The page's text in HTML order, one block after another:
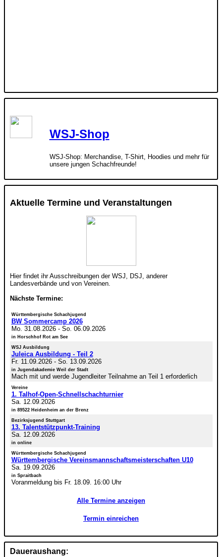
WSJ-Shop
WSJ-Shop: Merchandise, T-Shirt, Hoodies und mehr für
unsere jungen Schachfreunde!
Aktuelle Termine und Veranstaltungen
Hier findet ihr Ausschreibungen der WSJ, DSJ, anderer
Landesverbände und von Vereinen.
Nächste Termine:
Württembergische Schachjugend
BW Sommercamp 2026
Mo. 31.08.2026- So. 06.09.2026
in Horschhof Rot am See
WSJ Ausbildung
Juleica Ausbildung - Teil 2
Fr. 11.09.2026- So. 13.09.2026
in Jugendakademie Weil der Stadt
Mach mit und werde Jugendleiter Teilnahme an Teil 1 erforderlich
Vereine
1. Talhof-Open-Schnellschachturnier
Sa. 12.09.2026
in 89522 Heidenheim an der Brenz
Bezirksjugend Stuttgart
13. Talentstützpunkt-Training
Sa. 12.09.2026
in online
Württembergische Schachjugend
Württembergische Vereinsmannschaftsmeisterschaften U10
Sa. 19.09.2026
in Spraitbach
Voranmeldung bis Fr. 18.09. 16:00 Uhr
Alle Termine anzeigen
Termin einreichen
Daueraushang: